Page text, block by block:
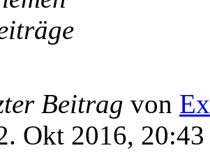
Beitrag von
Okt 2016, 20:43